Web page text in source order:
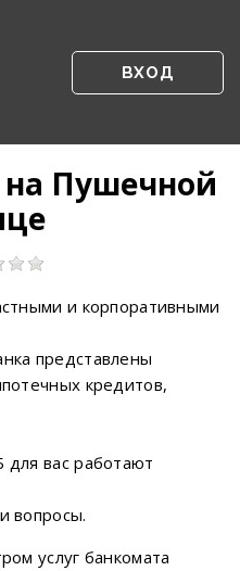
ВХОД
Пушечной
и корпоративными
представлены
кредитов,
вас работают
вопросы.
услуг банкомата